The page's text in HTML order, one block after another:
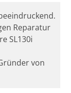
Reparatur
SL130i
von